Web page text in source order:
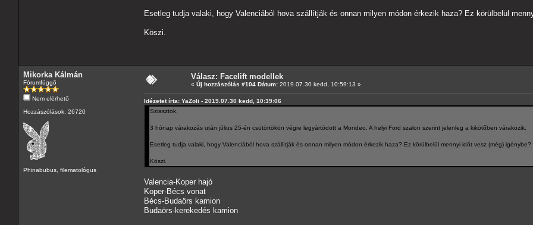
Esetleg tudja valaki, hogy Valenciából hova szállítják és onnan milyen módon érkezik haza? Ez körülbelül
Köszi.
Mikorka Kálmán
Fórumfüggő
Nem elérhető
Hozzászólások: 26720
Phinabubus, filematológus
Válasz: Facelift modellek
« Új hozzászólás #104 Dátum: 2019.07.30 kedd, 10:59:13 »
Idézetet írta: YaZoli - 2019.07.30 kedd, 10:39:06
Sziasztok,
3 hónap várakozás után július 25-én csütörtökön végre legyártódott a Mondeo. A helyi Ford szalon szerint jelenleg a kikötőben várakozik.
Esetleg tudja valaki, hogy Valenciából hova szállítják és onnan milyen módon érkezik haza? Ez körülbelül mennyi időt vesz (még) igénybe?
Köszi.
Valencia-Koper hajó
Koper-Bécs vonat
Bécs-Budaörs kamion
Budaörs-kerekedés kamion